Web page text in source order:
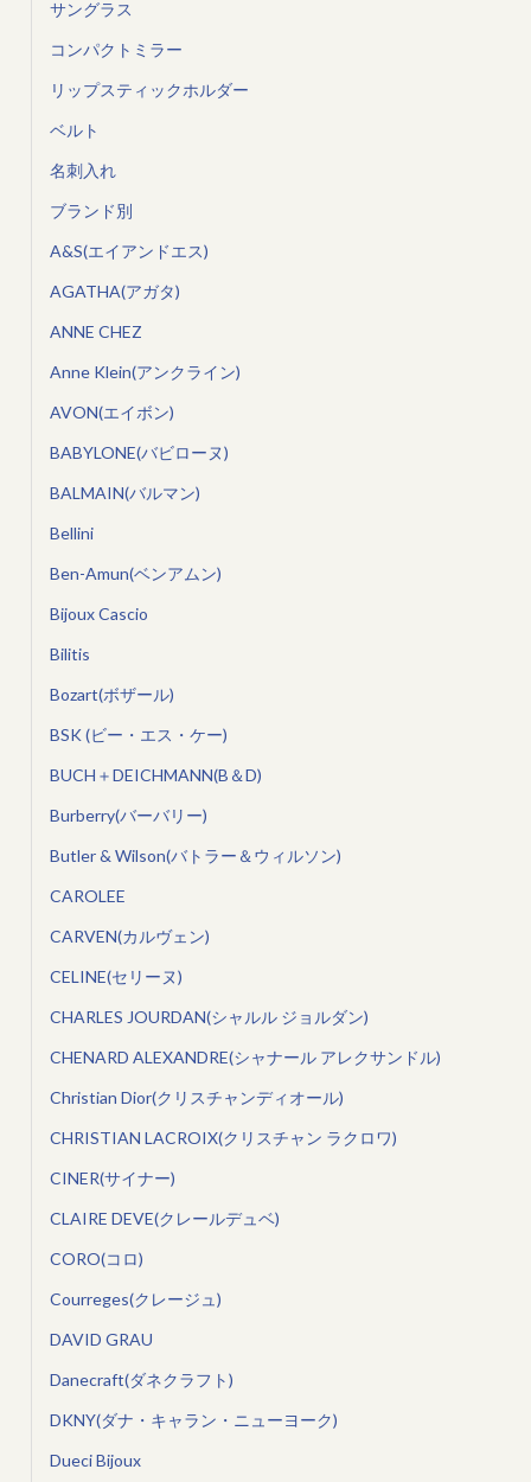
サングラス
コンパクトミラー
リップスティックホルダー
ベルト
名刺入れ
ブランド別
A&S(エイアンドエス)
AGATHA(アガタ)
ANNE CHEZ
Anne Klein(アンクライン)
AVON(エイボン)
BABYLONE(バビローヌ)
BALMAIN(バルマン)
Bellini
Ben-Amun(ベンアムン)
Bijoux Cascio
Bilitis
Bozart(ボザール)
BSK (ビー・エス・ケー)
BUCH＋DEICHMANN(B＆D)
Burberry(バーバリー)
Butler & Wilson(バトラー＆ウィルソン)
CAROLEE
CARVEN(カルヴェン)
CELINE(セリーヌ)
CHARLES JOURDAN(シャルル ジョルダン)
CHENARD ALEXANDRE(シャナール アレクサンドル)
Christian Dior(クリスチャンディオール)
CHRISTIAN LACROIX(クリスチャン ラクロワ)
CINER(サイナー)
CLAIRE DEVE(クレールデュベ)
CORO(コロ)
Courreges(クレージュ)
DAVID GRAU
Danecraft(ダネクラフト)
DKNY(ダナ・キャラン・ニューヨーク)
Dueci Bijoux